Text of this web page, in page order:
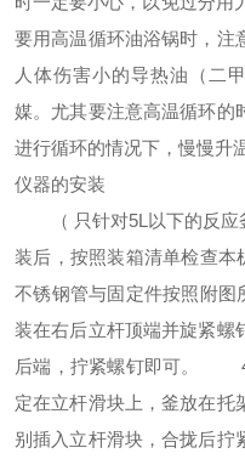
要用高温循环油浴锅时，注
人体伤害小的导热油（二
媒。尤其要注意高温循环的
进行循环的情况下，慢慢升温
仪器的安装
（ 只针对5L以下的反应
装后，按照装箱清单检查
不锈钢管与固定件按照附
装在右后立杆顶端并旋紧螺
后端，拧紧螺钉即可。 4
定在立杆滑块上，釜放在托
别插入立杆滑块，合拢后拧